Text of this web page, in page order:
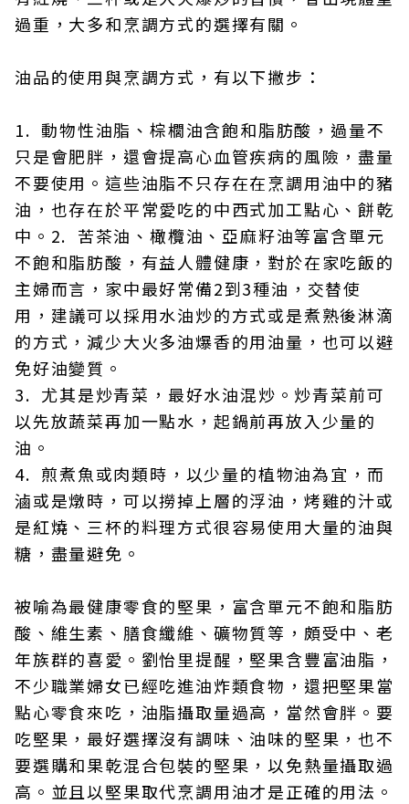
過重，大多和烹調方式的選擇有關。
油品的使用與烹調方式，有以下撇步：
1. 動物性油脂、棕櫚油含飽和脂肪酸，過量不
只是會肥胖，還會提高心血管疾病的風險，盡量
不要使用。這些油脂不只存在在烹調用油中的豬
油，也存在於平常愛吃的中西式加工點心、餅乾
中。2. 苦茶油、橄欖油、亞麻籽油等富含單元
不飽和脂肪酸，有益人體健康，對於在家吃飯的
主婦而言，家中最好常備2到3種油，交替使
用，建議可以採用水油炒的方式或是煮熟後淋滴
的方式，減少大火多油爆香的用油量，也可以避
免好油變質。
3. 尤其是炒青菜，最好水油混炒。炒青菜前可
以先放蔬菜再加一點水，起鍋前再放入少量的
油。
4. 煎煮魚或肉類時，以少量的植物油為宜，而
滷或是燉時，可以撈掉上層的浮油，烤雞的汁或
是紅燒、三杯的料理方式很容易使用大量的油與
糖，盡量避免。
被喻為最健康零食的堅果，富含單元不飽和脂肪
酸、維生素、膳食纖維、礦物質等，頗受中、老
年族群的喜愛。劉怡里提醒，堅果含豐富油脂，
不少職業婦女已經吃進油炸類食物，還把堅果當
點心零食來吃，油脂攝取量過高，當然會胖。要
吃堅果，最好選擇沒有調味、油味的堅果，也不
要選購和果乾混合包裝的堅果，以免熱量攝取過
高。並且以堅果取代烹調用油才是正確的用法。